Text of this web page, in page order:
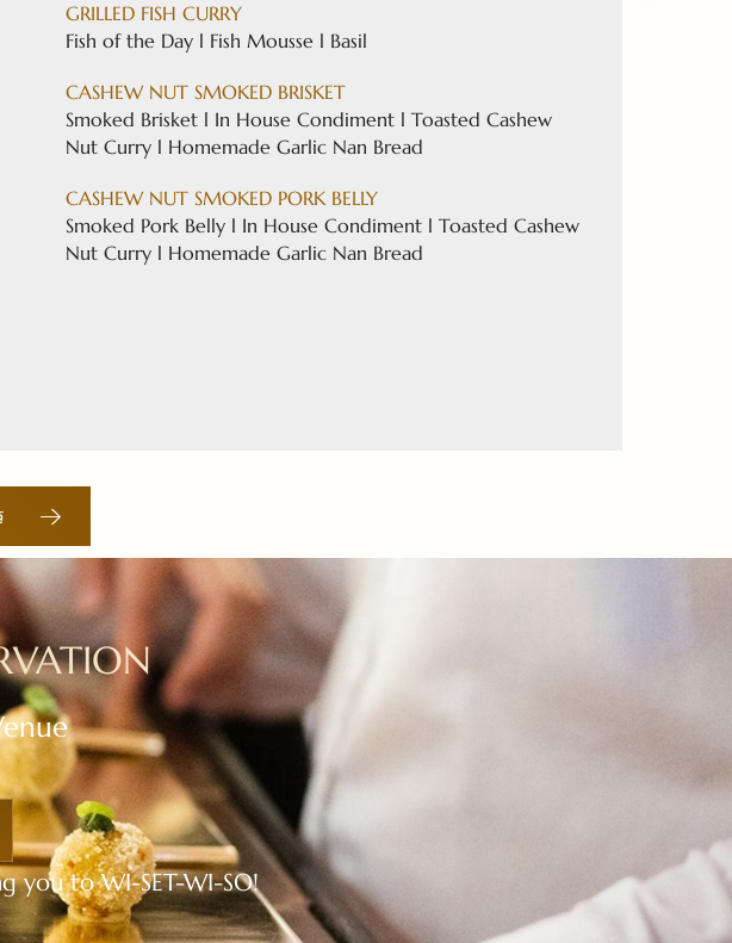
GRILLED FISH CURRY
Fish of the Day l Fish Mousse l Basil
CASHEW NUT SMOKED BRISKET
Smoked Brisket l In House Condiment l Toasted Cashew
Nut Curry l Homemade Garlic Nan Bread
CASHEW NUT SMOKED PORK BELLY
Smoked Pork Belly l In House Condiment l Toasted Cashew
Nut Curry l Homemade Garlic Nan Bread
you to WI-SET-WI-SO!